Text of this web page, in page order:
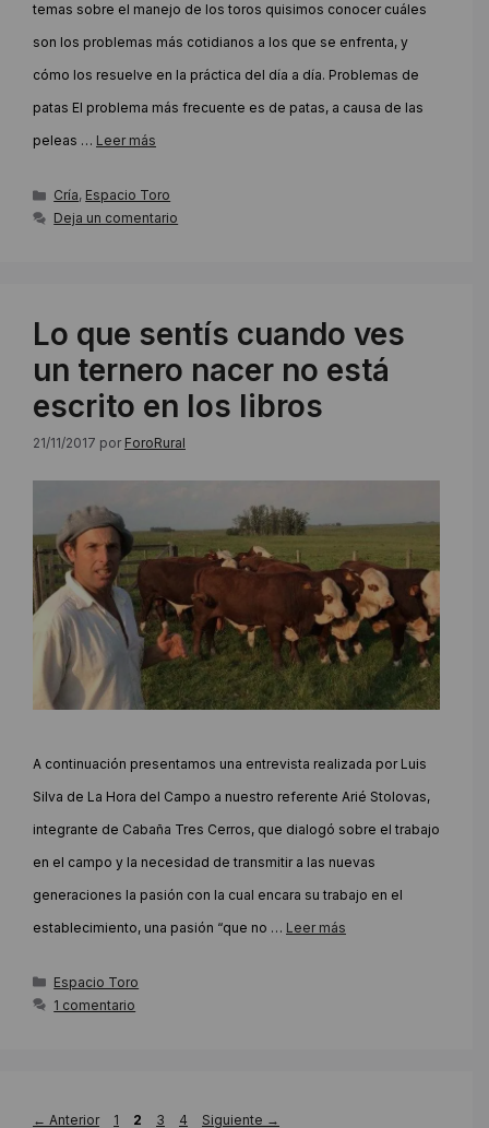
temas sobre el manejo de los toros quisimos conocer cuáles
son los problemas más cotidianos a los que se enfrenta, y
cómo los resuelve en la práctica del día a día. Problemas de
patas El problema más frecuente es de patas, a causa de las
peleas … Leer más
Categorías
Cría, Espacio Toro
Deja un comentario
Lo que sentís cuando ves
un ternero nacer no está
escrito en los libros
21/11/2017 por ForoRural
A continuación presentamos una entrevista realizada por Luis
Silva de La Hora del Campo a nuestro referente Arié Stolovas,
integrante de Cabaña Tres Cerros, que dialogó sobre el trabajo
en el campo y la necesidad de transmitir a las nuevas
generaciones la pasión con la cual encara su trabajo en el
establecimiento, una pasión “que no … Leer más
Categorías
Espacio Toro
1 comentario
← Anterior Página
1 Página
2 Página
3 Página
4 Siguiente →